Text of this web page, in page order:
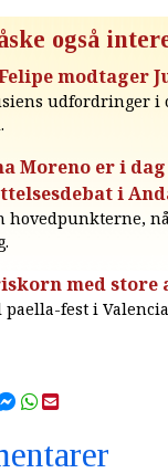
også
modtager
udfordringer i
Moreno er i
i
hovedpunkterne,
med store
fest i